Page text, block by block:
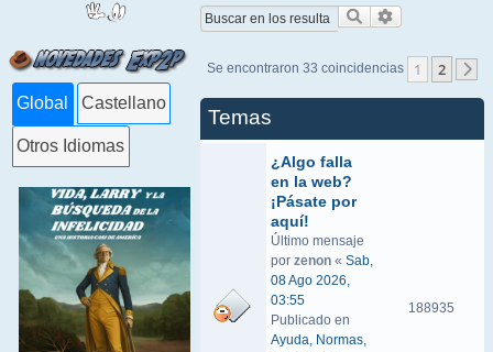
Global Castellano
Otros Idiomas
Buscar
Se encontraron 33 coincidencias 1 2
Temas
¿Algo falla
en la web?
¡Pásate por
aquí!
Último mensaje
por zenon « Sab,
08 Ago 2026,
03:55
Publicado en
Ayuda, Normas,
188935